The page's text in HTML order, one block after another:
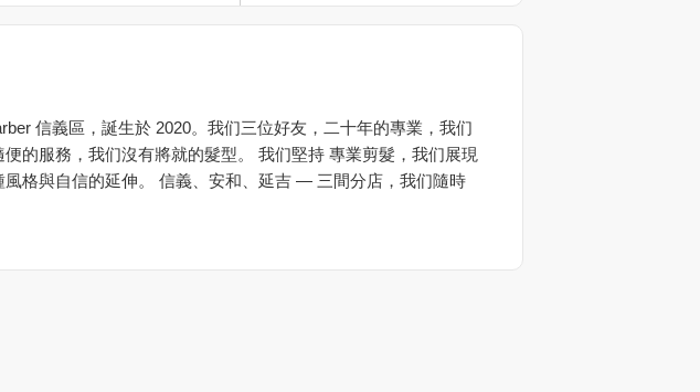
信義區，誕生於 2020。我们三位好友，二十年的專業，我们
的服務，我们沒有將就的髮型。 我们堅持 專業剪髮，我们展現
格與自信的延伸。 信義、安和、延吉 — 三間分店，我们隨時